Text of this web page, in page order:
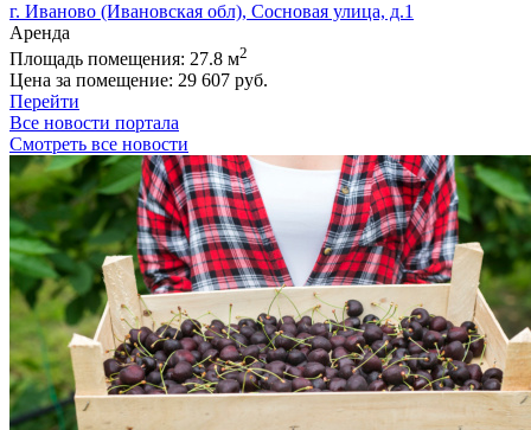
г. Иваново (Ивановская обл), Сосновая улица, д.1
Аренда
Площадь помещения: 27.8 м2
Цена за помещение: 29 607 руб.
Перейти
Все новости портала
Смотреть все новости